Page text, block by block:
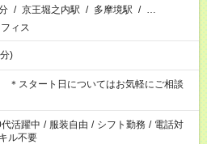
/ 京王堀之内駅 / 多摩境駅 / …
ィス
)
スタート日についてはお気軽にご相談
活躍中 / 服装自由 / シフト勤務 / 電話対
ル不要